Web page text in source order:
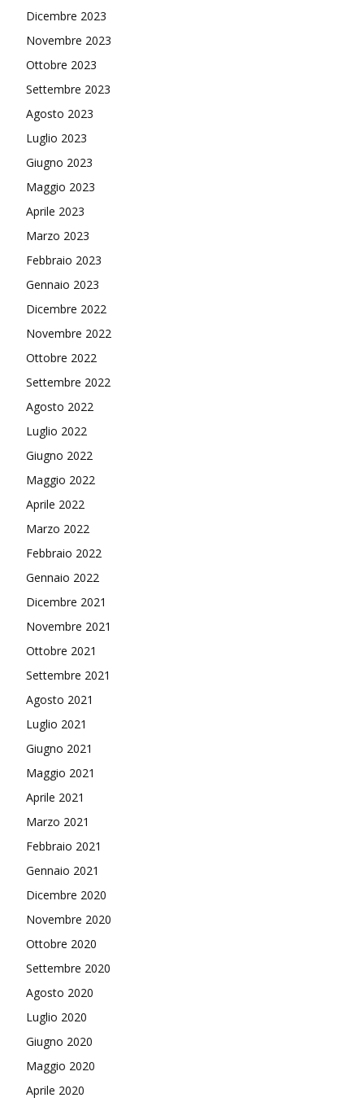
Dicembre 2023
Novembre 2023
Ottobre 2023
Settembre 2023
Agosto 2023
Luglio 2023
Giugno 2023
Maggio 2023
Aprile 2023
Marzo 2023
Febbraio 2023
Gennaio 2023
Dicembre 2022
Novembre 2022
Ottobre 2022
Settembre 2022
Agosto 2022
Luglio 2022
Giugno 2022
Maggio 2022
Aprile 2022
Marzo 2022
Febbraio 2022
Gennaio 2022
Dicembre 2021
Novembre 2021
Ottobre 2021
Settembre 2021
Agosto 2021
Luglio 2021
Giugno 2021
Maggio 2021
Aprile 2021
Marzo 2021
Febbraio 2021
Gennaio 2021
Dicembre 2020
Novembre 2020
Ottobre 2020
Settembre 2020
Agosto 2020
Luglio 2020
Giugno 2020
Maggio 2020
Aprile 2020